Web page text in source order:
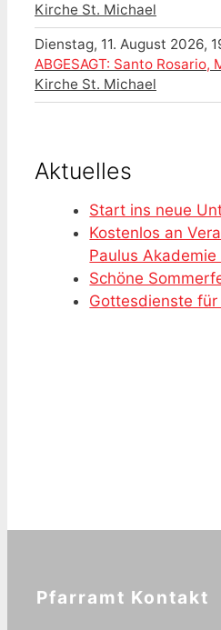
Kirche St. Michael
Dienstag, 11. August 2026,
ABGESAGT: Santo Rosario,
Kirche St. Michael
Aktuelles
Start ins neue
Kostenlos an
Paulus
Schöne
Gottesdienste
Pfarramt Kontakt